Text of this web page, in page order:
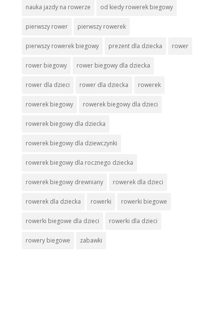
nauka jazdy na rowerze od kiedy rowerek biegowy
pierwszy rower pierwszy rowerek
pierwszy rowerek biegowy prezent dla dziecka rower
rower biegowy rower biegowy dla dziecka
rower dla dzieci rower dla dziecka rowerek
rowerek biegowy rowerek biegowy dla dzieci
rowerek biegowy dla dziecka
rowerek biegowy dla dziewczynki
rowerek biegowy dla rocznego dziecka
rowerek biegowy drewniany rowerek dla dzieci
rowerek dla dziecka rowerki rowerki biegowe
rowerki biegowe dla dzieci rowerki dla dzieci
rowery biegowe zabawki